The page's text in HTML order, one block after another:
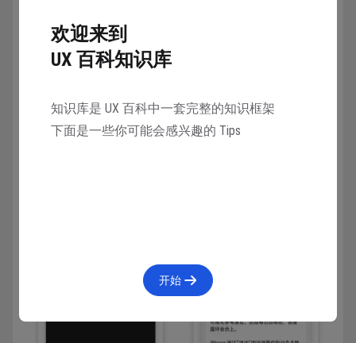
一般首选普通图表类型。
如果需要用新颖的图标类型，首先要帮助用户了
解如何解读图表。
欢迎来到
UX 百科知识库
知识库是 UX 百科中一套完整的知识框架
下面是一些你可能会感兴趣的 Tips
开始